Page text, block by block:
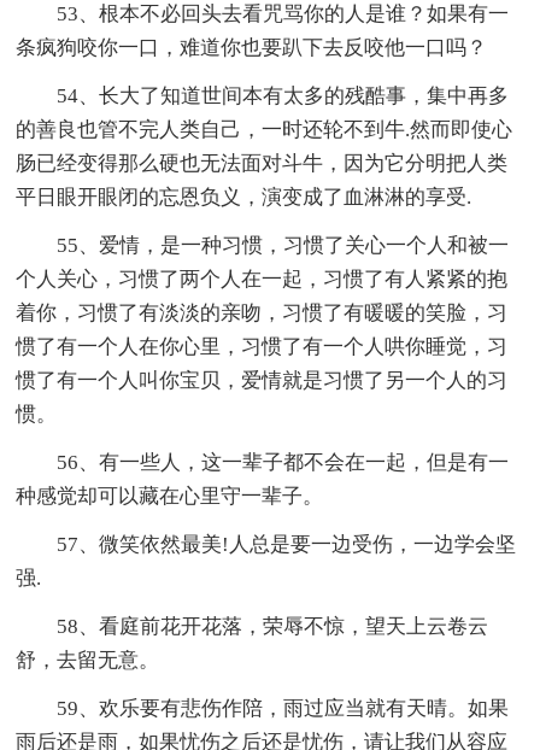
53、根本不必回头去看咒骂你的人是谁？如果有一
条疯狗咬你一口，难道你也要趴下去反咬他一口吗？
54、长大了知道世间本有太多的残酷事，集中再多
的善良也管不完人类自己，一时还轮不到牛.然而即使心
肠已经变得那么硬也无法面对斗牛，因为它分明把人类
平日眼开眼闭的忘恩负义，演变成了血淋淋的享受.
55、爱情，是一种习惯，习惯了关心一个人和被一
个人关心，习惯了两个人在一起，习惯了有人紧紧的抱
着你，习惯了有淡淡的亲吻，习惯了有暖暖的笑脸，习
惯了有一个人在你心里，习惯了有一个人哄你睡觉，习
惯了有一个人叫你宝贝，爱情就是习惯了另一个人的习
惯。
56、有一些人，这一辈子都不会在一起，但是有一
种感觉却可以藏在心里守一辈子。
57、微笑依然最美!人总是要一边受伤，一边学会坚
强.
58、看庭前花开花落，荣辱不惊，望天上云卷云
舒，去留无意。
59、欢乐要有悲伤作陪，雨过应当就有天晴。如果
雨后还是雨，如果忧伤之后还是忧伤，请让我们从容应